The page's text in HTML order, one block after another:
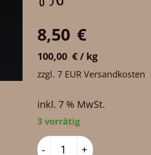
8,50 €
100,00 €/ kg
zzgl. 7 EUR Versandkosten
inkl. 7 % MwSt.
3 vorrätig
Lachender Osterhase